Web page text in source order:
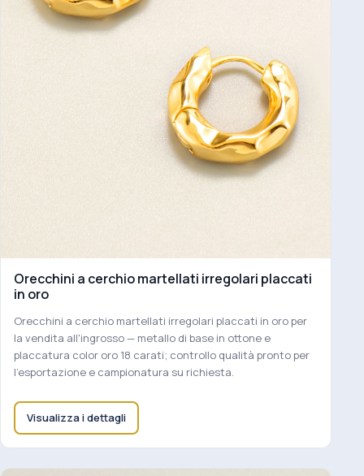
Orecchini a cerchio martellati irregolari placcati
in oro
Orecchini a cerchio martellati irregolari placcati in oro per
la vendita all'ingrosso — metallo di base in ottone e
placcatura color oro 18 carati; controllo qualità pronto per
l'esportazione e campionatura su richiesta.
Visualizza i dettagli